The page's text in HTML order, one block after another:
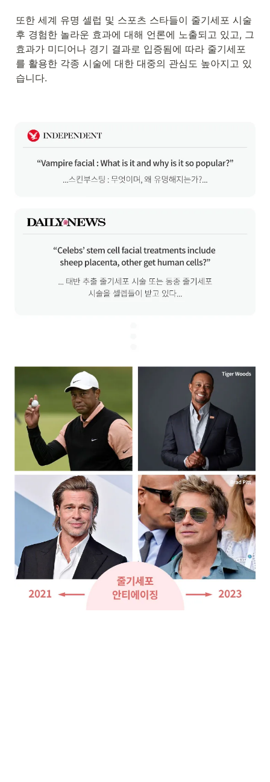
또한 세계 유명 셀럽 및 스포츠 스타들이 줄기세포 시술
후 경험한 놀라운 효과에 대해 언론에 노출되고 있고, 그
효과가 미디어나 경기 결과로 입증됨에 따라 줄기세포
를 활용한 각종 시술에 대한 대중의 관심도 높아지고 있
습니다.